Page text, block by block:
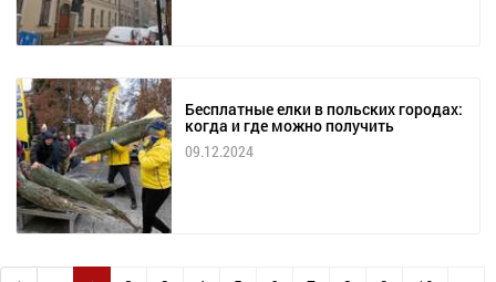
Бесплатные елки в польских городах:
когда и где можно получить
09.12.2024